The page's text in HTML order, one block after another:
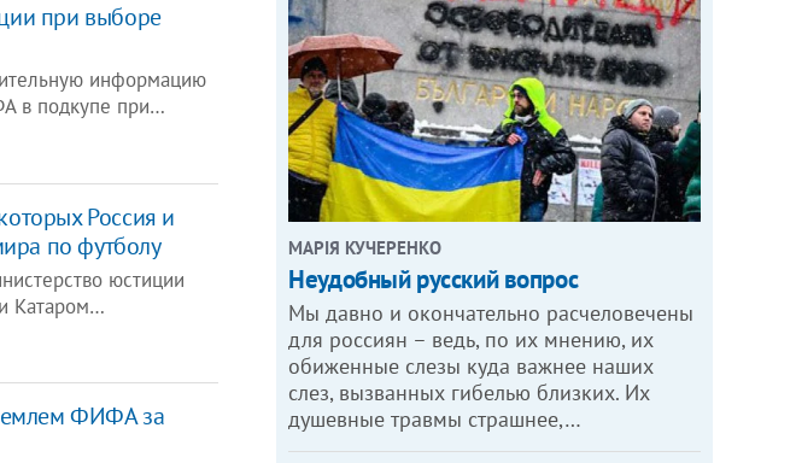
при выборе
информацию
в подкупе при…
Россия и
по футболу
юстиции
Катаром…
ФИФА за
МАРІЯ КУЧЕРЕНКО
​Неудобный русский вопрос
Мы давно и окончательно расчеловечены
для россиян – ведь, по их мнению, их
обиженные слезы куда важнее наших
слез, вызванных гибелью близких. Их
душевные травмы страшнее,…